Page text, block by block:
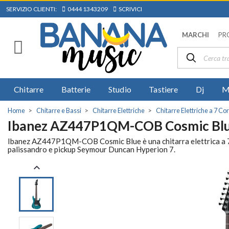
SERVIZIO CLIENTI: 0444 1343209 SCRIVICI
MARCHI
Chitarre Batterie Studio Tastiere Dj
Home Chitarre e Bassi Chitarre Elettriche Chitarre Elettriche a 7
Ibanez AZ447P1QM-COB Cosmic
Ibanez AZ447P1QM-COB Cosmic Blue è una chitarra elettrica
palissandro e pickup Seymour Duncan Hyperion 7.
